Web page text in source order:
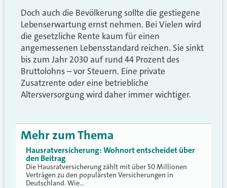
Doch auch die Bevölkerung sollte die gestiegene
Lebenserwartung ernst nehmen. Bei Vielen wird
die gesetzliche Rente kaum für einen
angemessenen Lebensstandard reichen. Sie sinkt
bis zum Jahr 2030 auf rund 44 Prozent des
Bruttolohns – vor Steuern. Eine private
Zusatzrente oder eine betriebliche
Altersversorgung wird daher immer wichtiger.
Mehr zum Thema
Hausratversicherung: Wohnort entscheidet über
den Beitrag
Die Hausratversicherung zählt mit über 50 Millionen
Verträgen zu den populärsten Versicherungen in
Deutschland. Wie…